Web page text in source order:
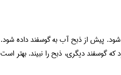
پیش از ذبح آب به گوسفند داده شود.
گوسفند دیگری، ذبح را نبیند. بهتر است